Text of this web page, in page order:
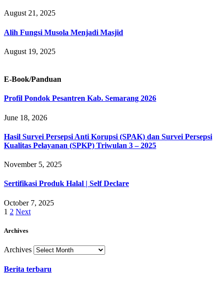
August 21, 2025
Alih Fungsi Musola Menjadi Masjid
August 19, 2025
E-Book/Panduan
Profil Pondok Pesantren Kab. Semarang 2026
June 18, 2026
Hasil Survei Persepsi Anti Korupsi (SPAK) dan Survei Persepsi
Kualitas Pelayanan (SPKP) Triwulan 3 – 2025
November 5, 2025
Sertifikasi Produk Halal | Self Declare
October 7, 2025
1 2 Next
Archives
Archives
Berita terbaru